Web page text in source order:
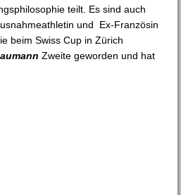
teilt. Es sind auch
und Ex-Französin
beim Swiss Cup in Zürich
Zweite geworden und hat